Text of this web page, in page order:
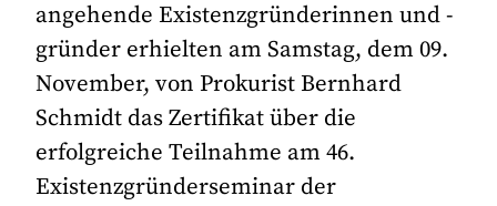
angehende Existenzgründerinnen und -
gründer erhielten am Samstag, dem 09.
November, von Prokurist Bernhard
Schmidt das Zertifikat über die
erfolgreiche Teilnahme am 46.
Existenzgründerseminar der